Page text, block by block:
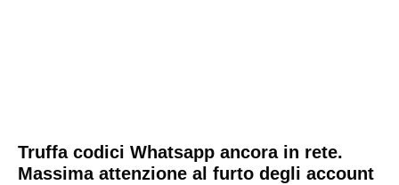
Truffa codici Whatsapp ancora in rete.
Massima attenzione al furto degli account